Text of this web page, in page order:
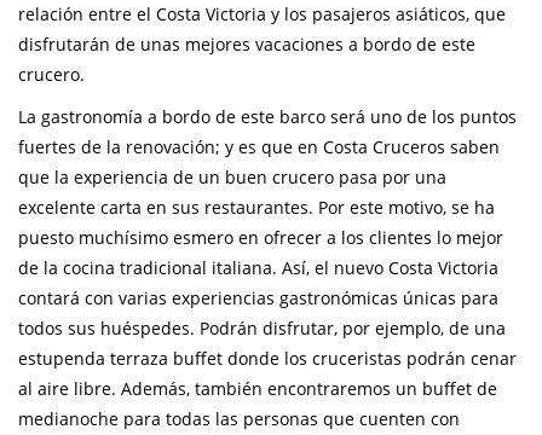
relación entre el Costa Victoria y los pasajeros asiáticos, que
disfrutarán de unas mejores vacaciones a bordo de este
crucero.
La gastronomía a bordo de este barco será uno de los puntos
fuertes de la renovación; y es que en Costa Cruceros saben
que la experiencia de un buen crucero pasa por una
excelente carta en sus restaurantes. Por este motivo, se ha
puesto muchísimo esmero en ofrecer a los clientes lo mejor
de la cocina tradicional italiana. Así, el nuevo Costa Victoria
contará con varias experiencias gastronómicas únicas para
todos sus huéspedes. Podrán disfrutar, por ejemplo, de una
estupenda terraza buffet donde los cruceristas podrán cenar
al aire libre. Además, también encontraremos un buffet de
medianoche para todas las personas que cuenten con